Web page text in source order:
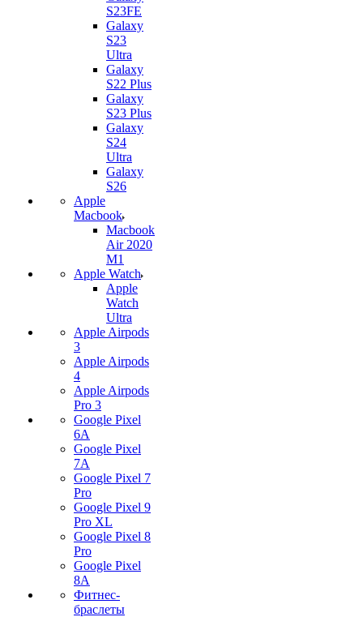
S23FE
Galaxy
S23
Ultra
Galaxy
S22 Plus
Galaxy
S23 Plus
Galaxy
S24
Ultra
Galaxy
S26
Apple
Macbook
Macbook
Air 2020
M1
Apple Watch
Apple
Watch
Ultra
Apple Airpods
3
Apple Airpods
4
Apple Airpods
Pro 3
Google Pixel
6A
Google Pixel
7А
Google Pixel 7
Pro
Google Pixel 9
Pro XL
Google Pixel 8
Pro
Google Pixel
8A
Фитнес-
браслеты